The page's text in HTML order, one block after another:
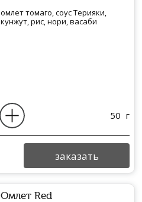
омлет томаго, соус Терияки,
кунжут, рис, нори, васаби
50 г
заказать
Омлет Red